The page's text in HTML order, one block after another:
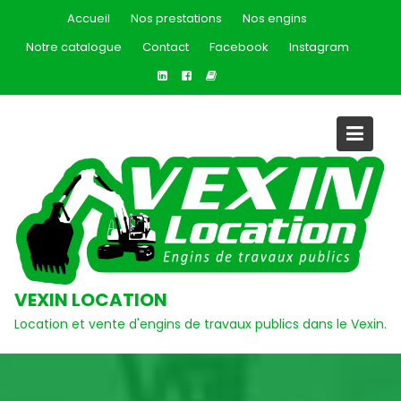
content
Accueil Nos prestations
Nos engins
Notre catalogue
Contact Facebook Instagram
VEXIN LOCATION
Location et vente d'engins de travaux publics dans le Vexin.